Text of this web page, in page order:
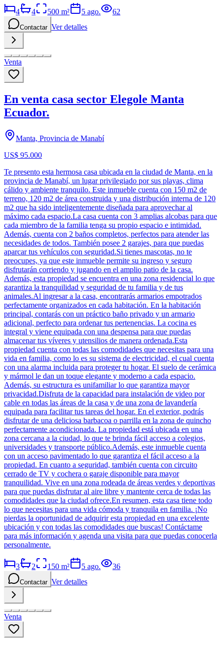
4 4 500 m² 5 ago. 62
Contactar Ver detalles
Venta
En venta casa sector Elegole Manta
Ecuador.
Manta, Provincia de Manabí
US$ 95.000
Te presento esta hermosa casa ubicada en la ciudad de Manta, en la
provincia de Manabí, un lugar privilegiado por sus playas, clima
cálido y ambiente tranquilo. Este inmueble cuenta con 150 m2 de
terreno, 120 m2 de área construida y una distribución interna de 120
m2 que ha sido inteligentemente diseñada para aprovechar al
máximo cada espacio.La casa cuenta con 3 amplias alcobas para que
cada miembro de la familia tenga su propio espacio e intimidad.
Además, cuenta con 2 baños completos, perfectos para atender las
necesidades de todos. También posee 2 garajes, para que puedas
aparcar tus vehículos con seguridad.Si tienes mascotas, no te
preocupes, ya que este inmueble permite su ingreso y seguro
disfrutarán corriendo y jugando en el amplio patio de la casa.
Además, esta propiedad se encuentra en una zona residencial lo que
garantiza la tranquilidad y seguridad de tu familia y de tus
animales.Al ingresar a la casa, encontrarás armarios empotrados
perfectamente organizados en cada habitación. En la habitación
principal, contarás con un práctico baño privado y un armario
adicional, perfecto para ordenar tus pertenencias. La cocina es
integral y viene equipada con una despensa para que puedas
almacenar tus víveres y utensilios de manera ordenada.Esta
propiedad cuenta con todas las comodidades que necesitas para una
vida en familia, como lo es su sistema de electricidad, el cual cuenta
con una alarma incluida para proteger tu hogar. El suelo de cerámica
y mármol le dan un toque elegante y moderno a cada espacio.
Además, su estructura es unifamiliar lo que garantiza mayor
privacidad.Disfruta de la capacidad para instalación de video por
cable en todas las áreas de la casa y de una zona de lavandería
equipada para facilitar tus tareas del hogar. En el exterior, podrás
disfrutar de una deliciosa barbacoa o parrilla en la zona de quincho
perfectamente acondicionada. La propiedad está ubicada en una
zona cercana a la ciudad, lo que te brinda fácil acceso a colegios,
universidades y transporte público.Además, este inmueble cuenta
con un acceso pavimentado lo que garantiza el fácil acceso a la
propiedad. En cuanto a seguridad, también cuenta con circuito
cerrado de TV y cochera o garaje disponible para mayor
tranquilidad. Vive en una zona rodeada de áreas verdes y deportivas
para que puedas disfrutar al aire libre y mantente cerca de todas las
comodidades que la ciudad ofrece.En resumen, esta casa tiene todo
lo que necesitas para una vida cómoda y tranquila en familia. ¡No
pierdas la oportunidad de adquirir esta propiedad en una excelente
ubicación y con todas las comodidades que buscas! Contáctame
para más información y agenda una visita para que puedas conocerla
personalmente.
3 2 150 m² 5 ago. 36
Contactar Ver detalles
Venta